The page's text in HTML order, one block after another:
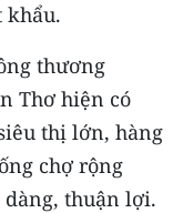
khẩu.
thương
Thơ hiện có
thị lớn, hàng
chợ rộng
thuận lợi.